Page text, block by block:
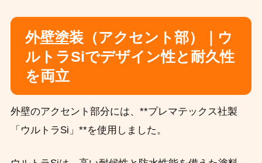
外壁塗装（アクセント部）｜ウ
ルトラSiでデザイン性と耐久性
を両立
外壁のアクセント部分には、**プレマテックス社製
「ウルトラSi」**を使用しました。